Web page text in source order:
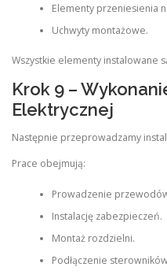
Elementy przeniesienia
Uchwyty montażowe.
Wszystkie elementy instalowane
Krok 9 –
Elektrycznej
Następnie przeprowadzamy
Prace obejmują:
Prowadzenie
Instalację zabezpieczeń.
Montaż rozdzielni.
Podłączenie